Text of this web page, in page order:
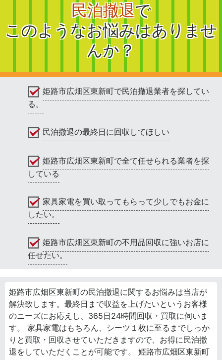
民泊撤退で
このようなお悩みはありませ
んか？
姫路市広畑区東新町で民泊撤退業者を探してい
る。
民泊撤退の最終日に回収してほしい
姫路市広畑区東新町で全て任せられる業者を探
している
家具家電を買い取ってもらって少しでもお金に
したい。
姫路市広畑区東新町の不用品回収に強いお店に
任せたい。
姫路市広畑区東新町の民泊撤退に関するお悩みは当店が
解決致します。最終日まで収益を上げたいというお客様
のニーズにお応えし、365日24時間回収・買取に伺いま
す。 家具家電はもちろん、シーツ１枚に至るまでしっか
りと買取・回収させていただきますので、お得に民泊撤
退をしていただくことが可能です。 姫路市広畑区東新町